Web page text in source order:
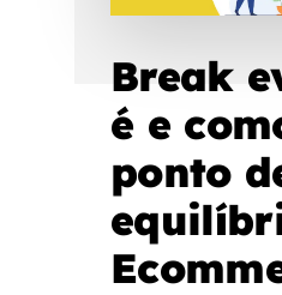
Break
é e
ponto